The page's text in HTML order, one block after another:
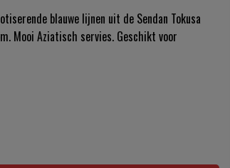
blauwe lijnen uit de Sendan Tokusa
Mooi Aziatisch servies. Geschikt voor